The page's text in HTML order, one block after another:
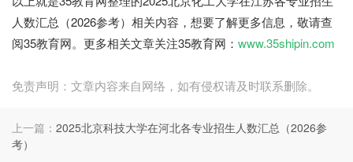
人数汇总（2026参考）相关内容，想要了解更多信息，敬请查
阅35教育网。更多相关文章关注35教育网： www.35shipin.com
免责声明：文章内容来自网络，如有侵权请及时联系删除。
上一篇： 2025北京科技大学在河北各专业招生人数汇总（2026参
考）